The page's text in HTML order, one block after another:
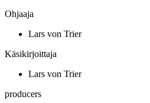
Ohjaaja
Lars von Trier
Käsikirjoittaja
Lars von Trier
producers